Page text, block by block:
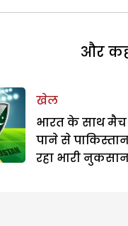
और
खेल
भारत के साथ
पाने से
रहा भारी